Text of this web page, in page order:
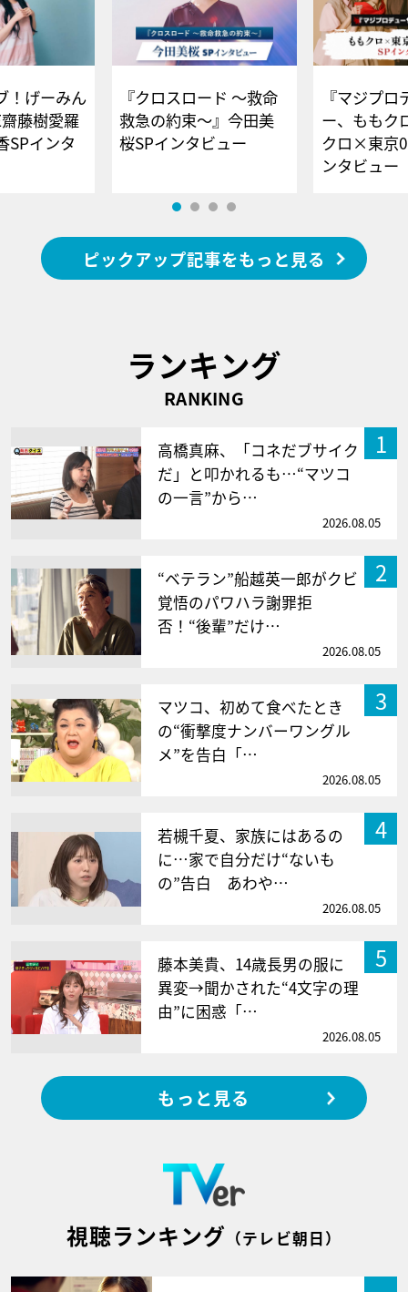
！げーみん
藤樹愛羅
SPインタ
『クロスロード ～救命
救急の約束～』今田美
桜SPインタビュー
『マジプロ
ー、ももク
クロ×東京
ンタビュー
ピックアップ記事をもっと見る
ランキング
RANKING
1
高橋真麻、「コネだブサイク
だ」と叩かれるも…“マツコ
の一言”から…
2026.08.05
2
“ベテラン”船越英一郎がクビ
覚悟のパワハラ謝罪拒
否！“後輩”だけ…
2026.08.05
3
マツコ、初めて食べたとき
の“衝撃度ナンバーワングル
メ”を告白「…
2026.08.05
4
若槻千夏、家族にはあるの
に…家で自分だけ“ないも
の”告白 あわや…
2026.08.05
5
藤本美貴、14歳長男の服に
異変→聞かされた“4文字の理
由”に困惑「…
2026.08.05
もっと見る
視聴ランキング （テレビ朝日）